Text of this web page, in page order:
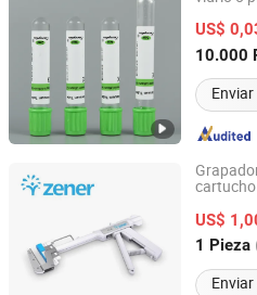
US$
10.000
Zhejiang, China
cartucho
US$
1 Pieza
Zener Medtec (Changzhou)
Jiangsu, China